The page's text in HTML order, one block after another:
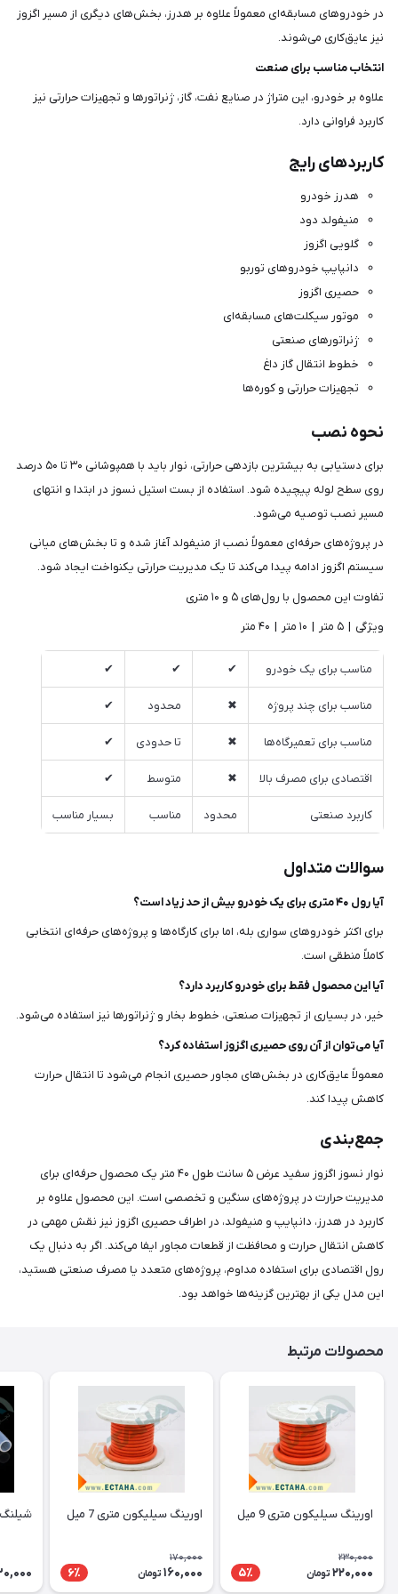
در خودروهای مسابقه‌ای معمولاً علاوه بر هدرز، بخش‌های دیگری از مسیر اگزوز
نیز عایق‌کاری می‌شوند.
انتخاب مناسب برای صنعت
علاوه بر خودرو، این متراژ در صنایع نفت، گاز، ژنراتورها و تجهیزات حرارتی نیز
کاربرد فراوانی دارد.
کاربردهای رایج
هدرز خودرو
منیفولد دود
گلویی اگزوز
دانپایپ خودروهای توربو
حصیری اگزوز
موتور سیکلت‌های مسابقه‌ای
ژنراتورهای صنعتی
خطوط انتقال گاز داغ
تجهیزات حرارتی و کوره‌ها
نحوه نصب
برای دستیابی به بیشترین بازدهی حرارتی، نوار باید با همپوشانی ۳۰ تا ۵۰ درصد
روی سطح لوله پیچیده شود. استفاده از بست استیل نسوز در ابتدا و انتهای
مسیر نصب توصیه می‌شود.
در پروژه‌های حرفه‌ای معمولاً نصب از منیفولد آغاز شده و تا بخش‌های میانی
سیستم اگزوز ادامه پیدا می‌کند تا یک مدیریت حرارتی یکنواخت ایجاد شود.
تفاوت این محصول با رول‌های ۵ و ۱۰ متری
ویژگی | ۵ متر | ۱۰ متر | ۴۰ متر
مناسب برای یک خودرو ✔
✔
✔
مناسب برای چند پروژه ✖ محدود ✔
مناسب برای تعمیرگاه‌ها ✖ تا حدودی ✔
اقتصادی برای مصرف بالا ✖ متوسط ✔
کاربرد صنعتی محدود مناسب بسیار مناسب
سوالات متداول
آیا رول ۴۰ متری برای یک خودرو بیش از حد زیاد است؟
برای اکثر خودروهای سواری بله، اما برای کارگاه‌ها و پروژه‌های حرفه‌ای انتخابی
کاملاً منطقی است.
آیا این محصول فقط برای خودرو کاربرد دارد؟
خیر، در بسیاری از تجهیزات صنعتی، خطوط بخار و ژنراتورها نیز استفاده می‌شود.
آیا می‌توان از آن روی حصیری اگزوز استفاده کرد؟
معمولاً عایق‌کاری در بخش‌های مجاور حصیری انجام می‌شود تا انتقال حرارت
کاهش پیدا کند.
جمع‌بندی
نوار نسوز اگزوز سفید عرض ۵ سانت طول ۴۰ متر یک محصول حرفه‌ای برای
مدیریت حرارت در پروژه‌های سنگین و تخصصی است. این محصول علاوه بر
کاربرد در هدرز، دانپایپ و منیفولد، در اطراف حصیری اگزوز نیز نقش مهمی در
کاهش انتقال حرارت و محافظت از قطعات مجاور ایفا می‌کند. اگر به دنبال یک
رول اقتصادی برای استفاده مداوم، پروژه‌های متعدد یا مصرف صنعتی هستید،
این مدل یکی از بهترین گزینه‌ها خواهد بود.
محصولات مرتبط
اورینگ سیلیکون متری 9 میل
230,000
220,000 تومان 5٪
اورینگ سیلیکون متری 7 میل
170,000
160,000 تومان 6٪